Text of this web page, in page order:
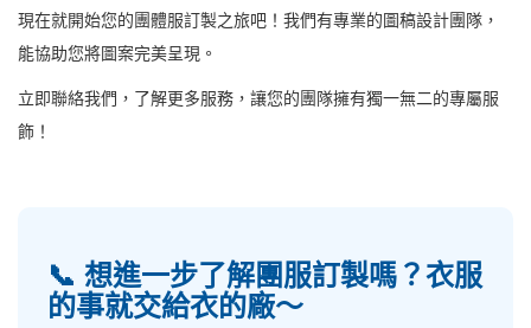
現在就開始您的團體服訂製之旅吧！我們有專業的圖稿設計團隊，
能協助您將圖案完美呈現。
立即聯絡我們，了解更多服務，讓您的團隊擁有獨一無二的專屬服
飾！
📞 想進一步了解團服訂製嗎？衣服
的事就交給衣的廠～